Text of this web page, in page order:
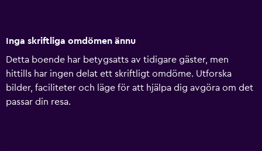
Inga skriftliga omdömen ännu
Detta boende har betygsatts av tidigare gäster, men
hittills har ingen delat ett skriftligt omdöme. Utforska
bilder, faciliteter och läge för att hjälpa dig avgöra om det
passar din resa.